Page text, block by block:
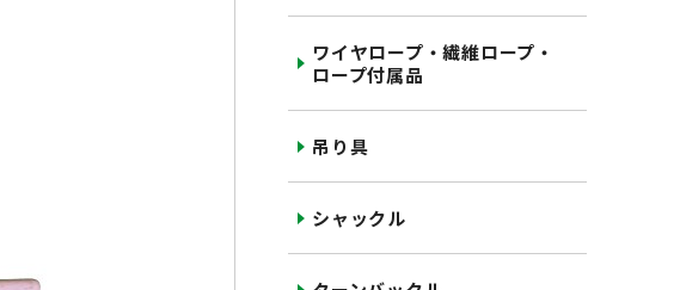
ワイヤロープ・繊維ロープ・
ロープ付属品
吊り具
シャックル